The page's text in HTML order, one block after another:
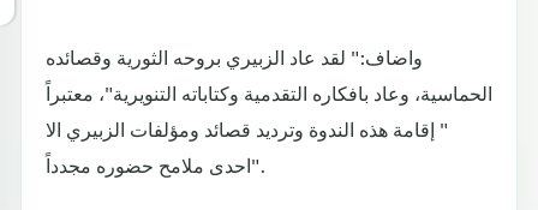
واضاف:" لقد عاد الزبيري بروحه الثورية وقصائده
الحماسية، وعاد بافكاره التقدمية وكتاباته التنويرية"، معتبراً
" إقامة هذه الندوة وترديد قصائد ومؤلفات الزبيري الا
احدى ملامح حضوره مجدداً".